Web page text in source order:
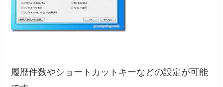
履歴件数やショートカットキーなどの設定が可能